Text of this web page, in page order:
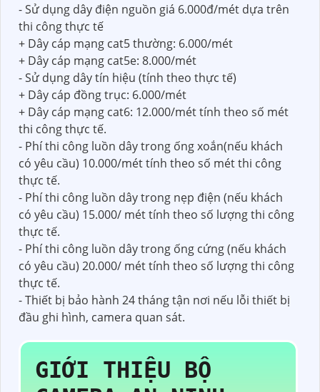
- Sử dụng dây điện nguồn giá 6.000đ/mét dựa trên
thi công thực tế
+ Dây cáp mạng cat5 thường: 6.000/mét
+ Dây cáp mạng cat5e: 8.000/mét
- Sử dụng dây tín hiệu (tính theo thực tế)
+ Dây cáp đồng trục: 6.000/mét
+ Dây cáp mạng cat6: 12.000/mét tính theo số mét
thi công thực tế.
- Phí thi công luồn dây trong ống xoắn(nếu khách
có yêu cầu) 10.000/mét tính theo số mét thi công
thực tế.
- Phí thi công luồn dây trong nẹp điện (nếu khách
có yêu cầu) 15.000/ mét tính theo số lượng thi công
thực tế.
- Phí thi công luồn dây trong ống cứng (nếu khách
có yêu cầu) 20.000/ mét tính theo số lượng thi công
thực tế.
- Thiết bị bảo hành 24 tháng tận nơi nếu lỗi thiết bị
đầu ghi hình, camera quan sát.
GIỚI THIỆU BỘ